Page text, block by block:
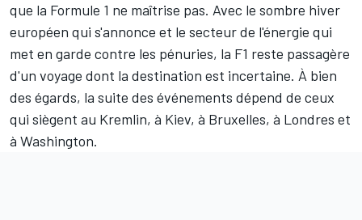
que la Formule 1 ne maîtrise pas. Avec le sombre hiver
européen qui s'annonce et le secteur de l'énergie qui
met en garde contre les pénuries, la F1 reste passagère
d'un voyage dont la destination est incertaine. À bien
des égards, la suite des événements dépend de ceux
qui siègent au Kremlin, à Kiev, à Bruxelles, à Londres et
à Washington.